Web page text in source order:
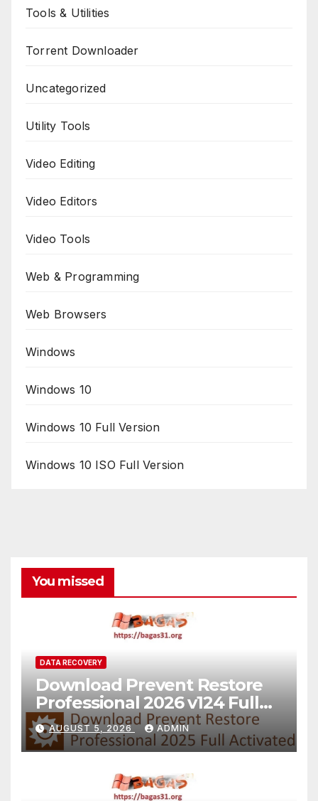
Tools & Utilities
Torrent Downloader
Uncategorized
Utility Tools
Video Editing
Video Editors
Video Tools
Web & Programming
Web Browsers
Windows
Windows 10
Windows 10 Full Version
Windows 10 ISO Full Version
You missed
DATA RECOVERY
Download Prevent Restore
Professional 2026 v124 Full
Version
AUGUST 5, 2026 ADMIN